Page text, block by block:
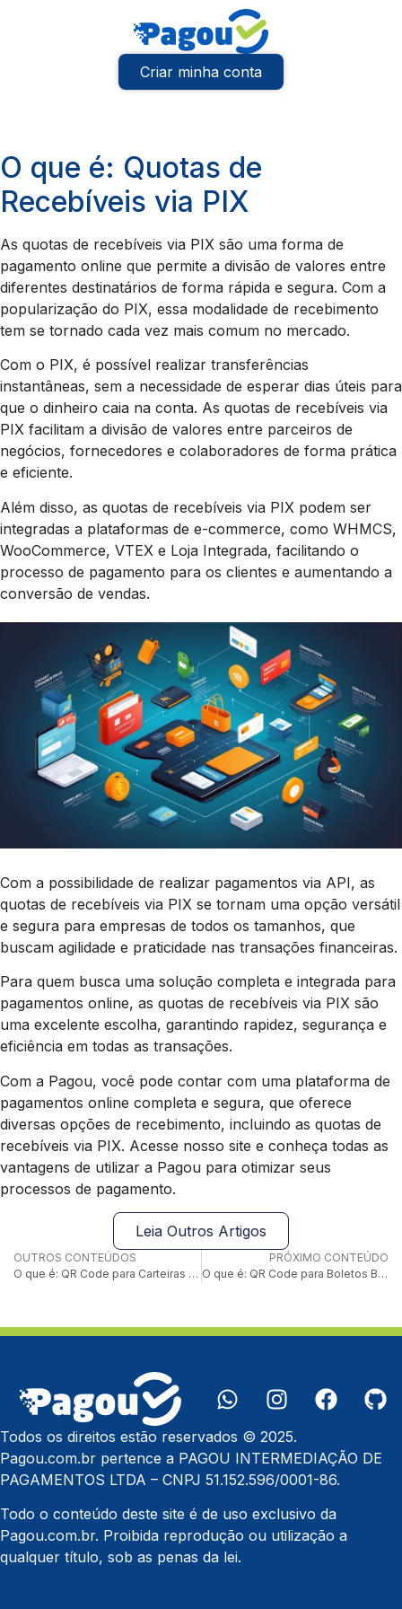
Criar minha conta
O que é: Quotas de
Recebíveis via PIX
As quotas de recebíveis via PIX são uma forma de
pagamento online que permite a divisão de valores entre
diferentes destinatários de forma rápida e segura. Com a
popularização do PIX, essa modalidade de recebimento
tem se tornado cada vez mais comum no mercado.
Com o PIX, é possível realizar transferências
instantâneas, sem a necessidade de esperar dias úteis para
que o dinheiro caia na conta. As quotas de recebíveis via
PIX facilitam a divisão de valores entre parceiros de
negócios, fornecedores e colaboradores de forma prática
e eficiente.
Além disso, as quotas de recebíveis via PIX podem ser
integradas a plataformas de e-commerce, como WHMCS,
WooCommerce, VTEX e Loja Integrada, facilitando o
processo de pagamento para os clientes e aumentando a
conversão de vendas.
Com a possibilidade de realizar pagamentos via API, as
quotas de recebíveis via PIX se tornam uma opção versátil
e segura para empresas de todos os tamanhos, que
buscam agilidade e praticidade nas transações financeiras.
Para quem busca uma solução completa e integrada para
pagamentos online, as quotas de recebíveis via PIX são
uma excelente escolha, garantindo rapidez, segurança e
eficiência em todas as transações.
Com a Pagou, você pode contar com uma plataforma de
pagamentos online completa e segura, que oferece
diversas opções de recebimento, incluindo as quotas de
recebíveis via PIX. Acesse nosso site e conheça todas as
vantagens de utilizar a Pagou para otimizar seus
processos de pagamento.
Leia Outros Artigos
OUTROS CONTEÚDOS
O que é: QR Code para Carteiras Digitais
PRÓXIMO CONTEÚDO
O que é: QR Code para Boletos Bancários
Todos os direitos estão reservados © 2025.
Pagou.com.br pertence a PAGOU INTERMEDIAÇÃO DE
PAGAMENTOS LTDA – CNPJ 51.152.596/0001-86.
Todo o conteúdo deste site é de uso exclusivo da
Pagou.com.br. Proibida reprodução ou utilização a
qualquer título, sob as penas da lei.